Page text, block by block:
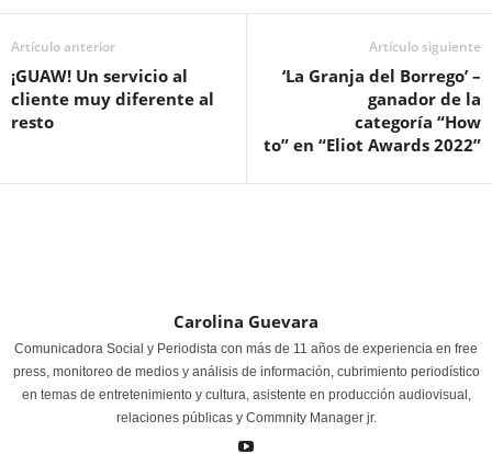
Artículo anterior
¡GUAW! Un servicio al
cliente muy diferente al
resto
Artículo siguiente
‘La Granja del Borrego’ –
ganador de la
categoría “How
to” en “Eliot Awards 2022”
Carolina Guevara
Comunicadora Social y Periodista con más de 11 años de experiencia en free
press, monitoreo de medios y análisis de información, cubrimiento periodístico
en temas de entretenimiento y cultura, asistente en producción audiovisual,
relaciones públicas y Commnity Manager jr.